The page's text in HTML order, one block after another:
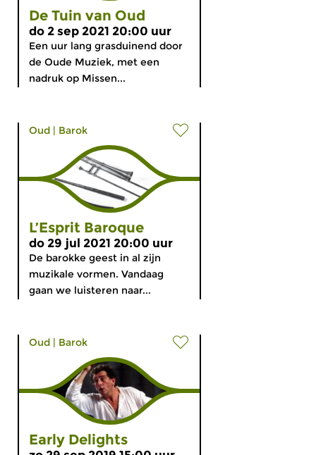
De Tuin van Oud
do 2 sep 2021 20:00 uur
Een uur lang grasduinend door
de Oude Muziek, met een
nadruk op Missen...
Oud | Barok
L’Esprit Baroque
do 29 jul 2021 20:00 uur
De barokke geest in al zijn
muzikale vormen. Vandaag
gaan we luisteren naar...
Oud | Barok
Early Delights